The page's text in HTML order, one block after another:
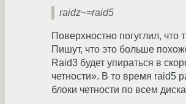
raidz~=raid5
Поверхностно погуглил, что
Пишут, что это больше
Raid3 будет упираться в
четности». В то время raid5
блоки четности по всем